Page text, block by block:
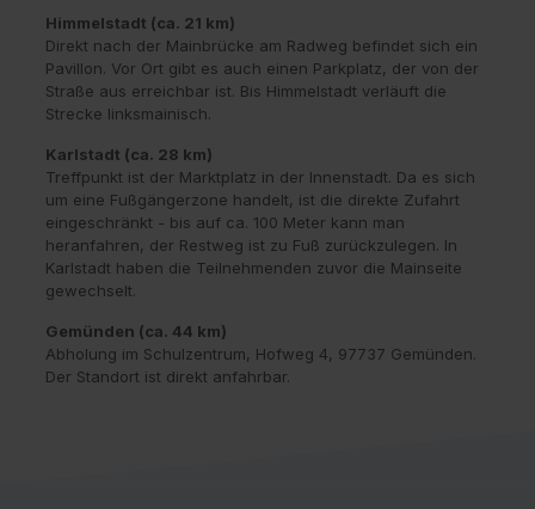
Himmelstadt (ca. 21 km)
Direkt nach der Mainbrücke am Radweg befindet sich ein
Pavillon. Vor Ort gibt es auch einen Parkplatz, der von der
Straße aus erreichbar ist. Bis Himmelstadt verläuft die
Strecke linksmainisch.
Karlstadt (ca. 28 km)
Treffpunkt ist der Marktplatz in der Innenstadt. Da es sich
um eine Fußgängerzone handelt, ist die direkte Zufahrt
eingeschränkt - bis auf ca. 100 Meter kann man
heranfahren, der Restweg ist zu Fuß zurückzulegen. In
Karlstadt haben die Teilnehmenden zuvor die Mainseite
gewechselt.
Gemünden (ca. 44 km)
Abholung im Schulzentrum, Hofweg 4, 97737 Gemünden.
Der Standort ist direkt anfahrbar.